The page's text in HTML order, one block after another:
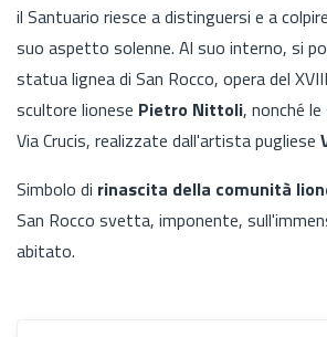
il Santuario riesce a distinguersi e a
suo aspetto solenne. Al suo interno, si
statua lignea di San Rocco, opera del
scultore lionese Pietro Nittoli, nonché
Via Crucis, realizzate dall'artista pugliese
Simbolo di rinascita della comunità
San Rocco svetta, imponente,
abitato.